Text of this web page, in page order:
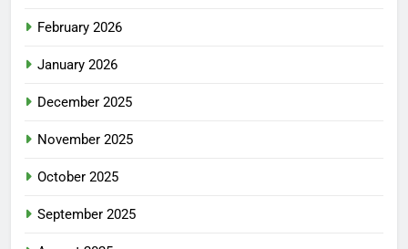
February 2026
January 2026
December 2025
November 2025
October 2025
September 2025